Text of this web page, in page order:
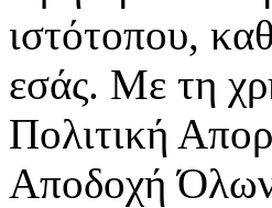
ιστότοπου,
εσάς. Με τη
Πολιτική
Αποδοχή